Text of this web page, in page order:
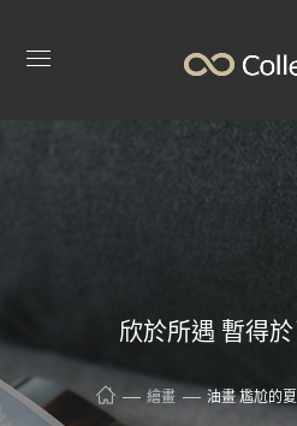
欣於所遇 暫得
繪畫 油畫 尷尬的